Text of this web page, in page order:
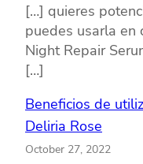
[…] quieres
puedes usarla en
Night Repair
[…]
Beneficios de
Deliria Rose
October 27, 2022